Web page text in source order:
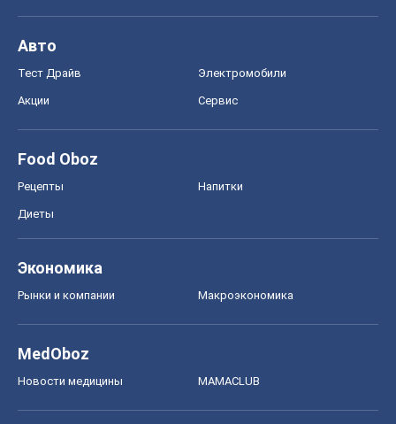
Авто
Тест Драйв Электромобили
Акции Сервис
Food Oboz
Рецепты Напитки
Диеты
Экономика
Рынки и компании Mакроэкономика
MedOboz
Новости медицины MAMACLUB